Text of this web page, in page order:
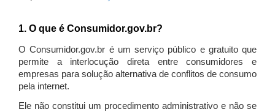
1. O que é Consumidor.gov.br?
O Consumidor.gov.br é um serviço público e gratuito que
permite a interlocução direta entre consumidores e
empresas para solução alternativa de conflitos de consumo
pela internet.
Ele não constitui um procedimento administrativo e não se